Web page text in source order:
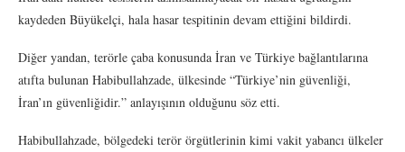
kaydeden Büyükelçi, hala hasar tespitinin devam ettiğini bildirdi.
Diğer yandan, terörle çaba konusunda İran ve Türkiye bağlantılarına
atıfta bulunan Habibullahzade, ülkesinde “Türkiye’nin güvenliği,
İran’ın güvenliğidir.” anlayışının olduğunu söz etti.
Habibullahzade, bölgedeki terör örgütlerinin kimi vakit yabancı ülkeler